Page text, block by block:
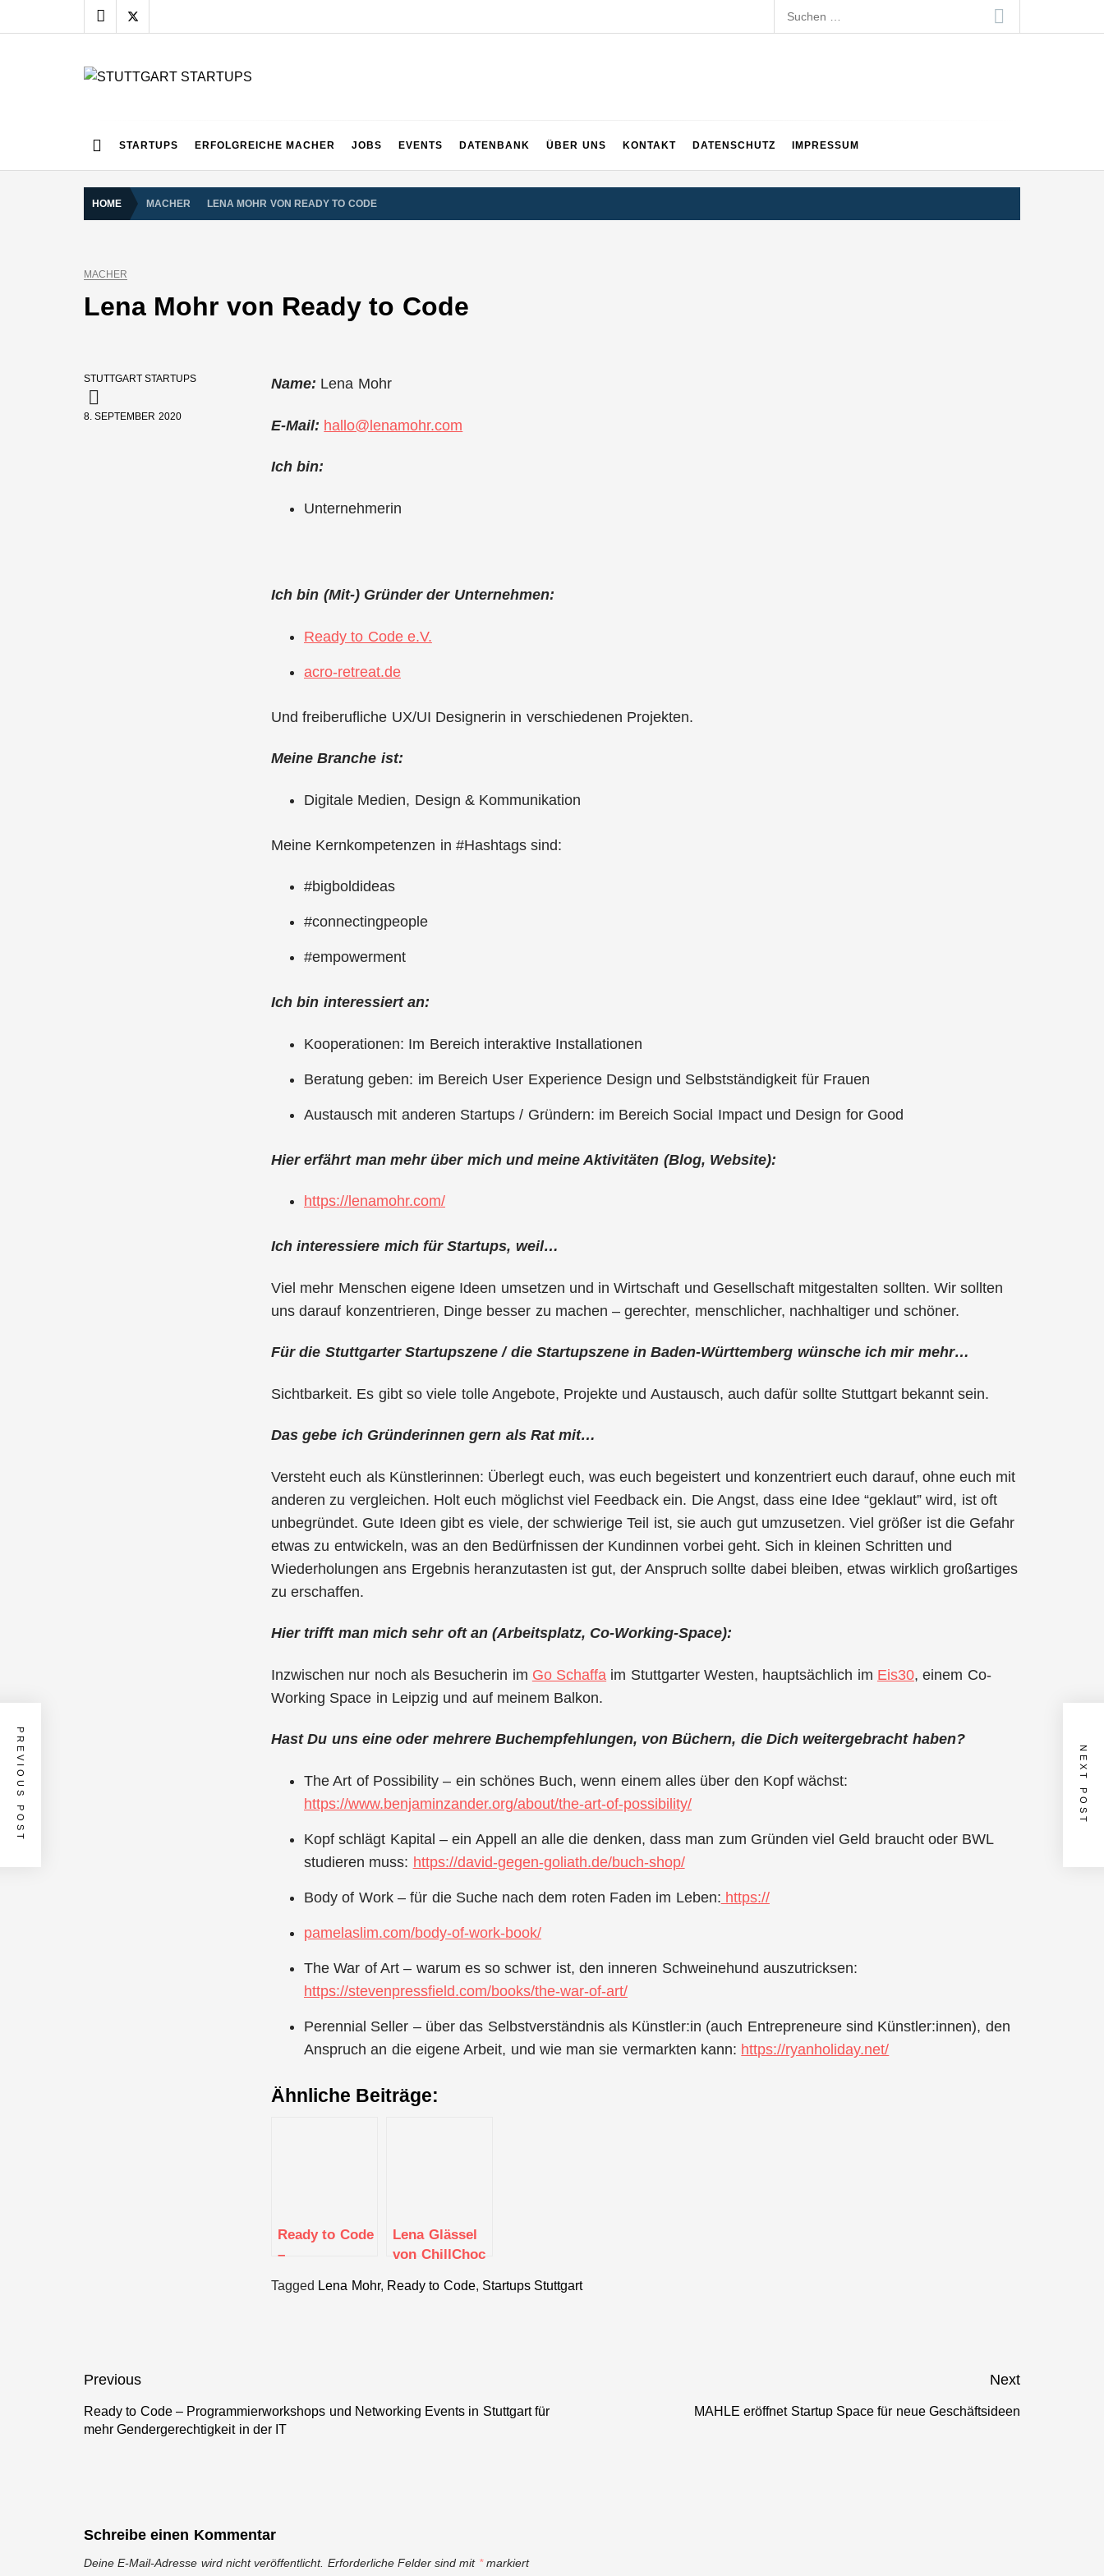
to
Suchen
nach:
STARTUPS ERFOLGREICHE MACHER JOBS EVENTS DATENBANK ÜBER UNS KONTAKT DATENSCHUTZ IMPRESSUM
HOME MACHER LENA MOHR VON READY TO CODE
MACHER
Lena Mohr von Ready to Code
STUTTGART STARTUPS
8. SEPTEMBER 2020
Name: Lena Mohr
E-Mail: hallo@lenamohr.com
Ich bin:
Unternehmerin
Ich bin (Mit-) Gründer der Unternehmen:
Ready to Code e.V.
acro-retreat.de
Und freiberufliche UX/UI Designerin in verschiedenen Projekten.
Meine Branche ist:
Digitale Medien, Design & Kommunikation
Meine Kernkompetenzen in #Hashtags sind:
#bigboldideas
#connectingpeople
#empowerment
Ich bin interessiert an:
Kooperationen: Im Bereich interaktive Installationen
Beratung geben: im Bereich User Experience Design und Selbstständigkeit für Frauen
Austausch mit anderen Startups / Gründern: im Bereich Social Impact und Design for Good
Hier erfährt man mehr über mich und meine Aktivitäten (Blog, Website):
https://lenamohr.com/
Ich interessiere mich für Startups, weil…
Viel mehr Menschen eigene Ideen umsetzen und in Wirtschaft und Gesellschaft mitgestalten sollten. Wir sollten
uns darauf konzentrieren, Dinge besser zu machen – gerechter, menschlicher, nachhaltiger und schöner.
Für die Stuttgarter Startupszene / die Startupszene in Baden-Württemberg wünsche ich mir mehr…
Sichtbarkeit. Es gibt so viele tolle Angebote, Projekte und Austausch, auch dafür sollte Stuttgart bekannt sein.
Das gebe ich Gründerinnen gern als Rat mit…
Versteht euch als Künstlerinnen: Überlegt euch, was euch begeistert und konzentriert euch darauf, ohne euch mit
anderen zu vergleichen. Holt euch möglichst viel Feedback ein. Die Angst, dass eine Idee “geklaut” wird, ist oft
unbegründet. Gute Ideen gibt es viele, der schwierige Teil ist, sie auch gut umzusetzen. Viel größer ist die Gefahr
etwas zu entwickeln, was an den Bedürfnissen der Kundinnen vorbei geht. Sich in kleinen Schritten und
Wiederholungen ans Ergebnis heranzutasten ist gut, der Anspruch sollte dabei bleiben, etwas wirklich großartiges
zu erschaffen.
Hier trifft man mich sehr oft an (Arbeitsplatz, Co-Working-Space):
Inzwischen nur noch als Besucherin im Go Schaffa im Stuttgarter Westen, hauptsächlich im Eis30, einem Co-
Working Space in Leipzig und auf meinem Balkon.
Hast Du uns eine oder mehrere Buchempfehlungen, von Büchern, die Dich weitergebracht haben?
The Art of Possibility – ein schönes Buch, wenn einem alles über den Kopf wächst:
https://www.benjaminzander.org/about/the-art-of-possibility/
Kopf schlägt Kapital – ein Appell an alle die denken, dass man zum Gründen viel Geld braucht oder BWL
studieren muss: https://david-gegen-goliath.de/buch-shop/
Body of Work – für die Suche nach dem roten Faden im Leben: https://
pamelaslim.com/body-of-work-book/
The War of Art – warum es so schwer ist, den inneren Schweinehund auszutricksen:
https://stevenpressfield.com/books/the-war-of-art/
Perennial Seller – über das Selbstverständnis als Künstler:in (auch Entrepreneure sind Künstler:innen), den
Anspruch an die eigene Arbeit, und wie man sie vermarkten kann: https://ryanholiday.net/
Ähnliche Beiträge:
Ready to Code
–
und
in der IT
Lena Glässel
von ChillChoc
StayHomeAndSew
Tagged Lena Mohr, Ready to Code, Startups Stuttgart
Beitragsnavigation
Previous
Previous
post:
Ready to Code – Programmierworkshops und Networking Events in Stuttgart für
mehr Gendergerechtigkeit in der IT
Next
MAHLE eröffnet Startup Space für neue Geschäftsideen
PREVIOUS POST NEXT POST
Schreibe einen Kommentar
Deine E-Mail-Adresse wird nicht veröffentlicht. Erforderliche Felder sind mit *markiert